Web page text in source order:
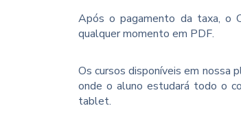
Após o pagamento da taxa, o
qualquer momento em PDF.
Os cursos disponíveis em
onde o aluno estudará todo o
tablet.